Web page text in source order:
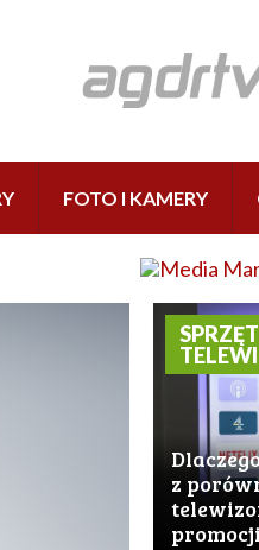
FOTO I KAMERY
z
promocji